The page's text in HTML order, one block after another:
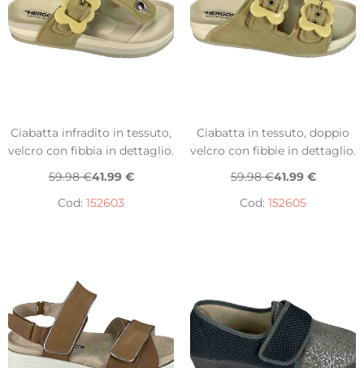
Ciabatta infradito in tessuto,
velcro con fibbia in dettaglio.
59.98 €41.99 €
Cod: 152603
Ciabatta in tessuto, doppio
velcro con fibbie in dettaglio.
59.98 €41.99 €
Cod: 152605